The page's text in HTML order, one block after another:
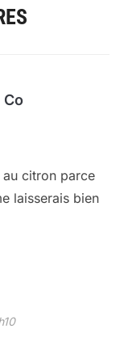
Co
au citron parce
laisserais bien